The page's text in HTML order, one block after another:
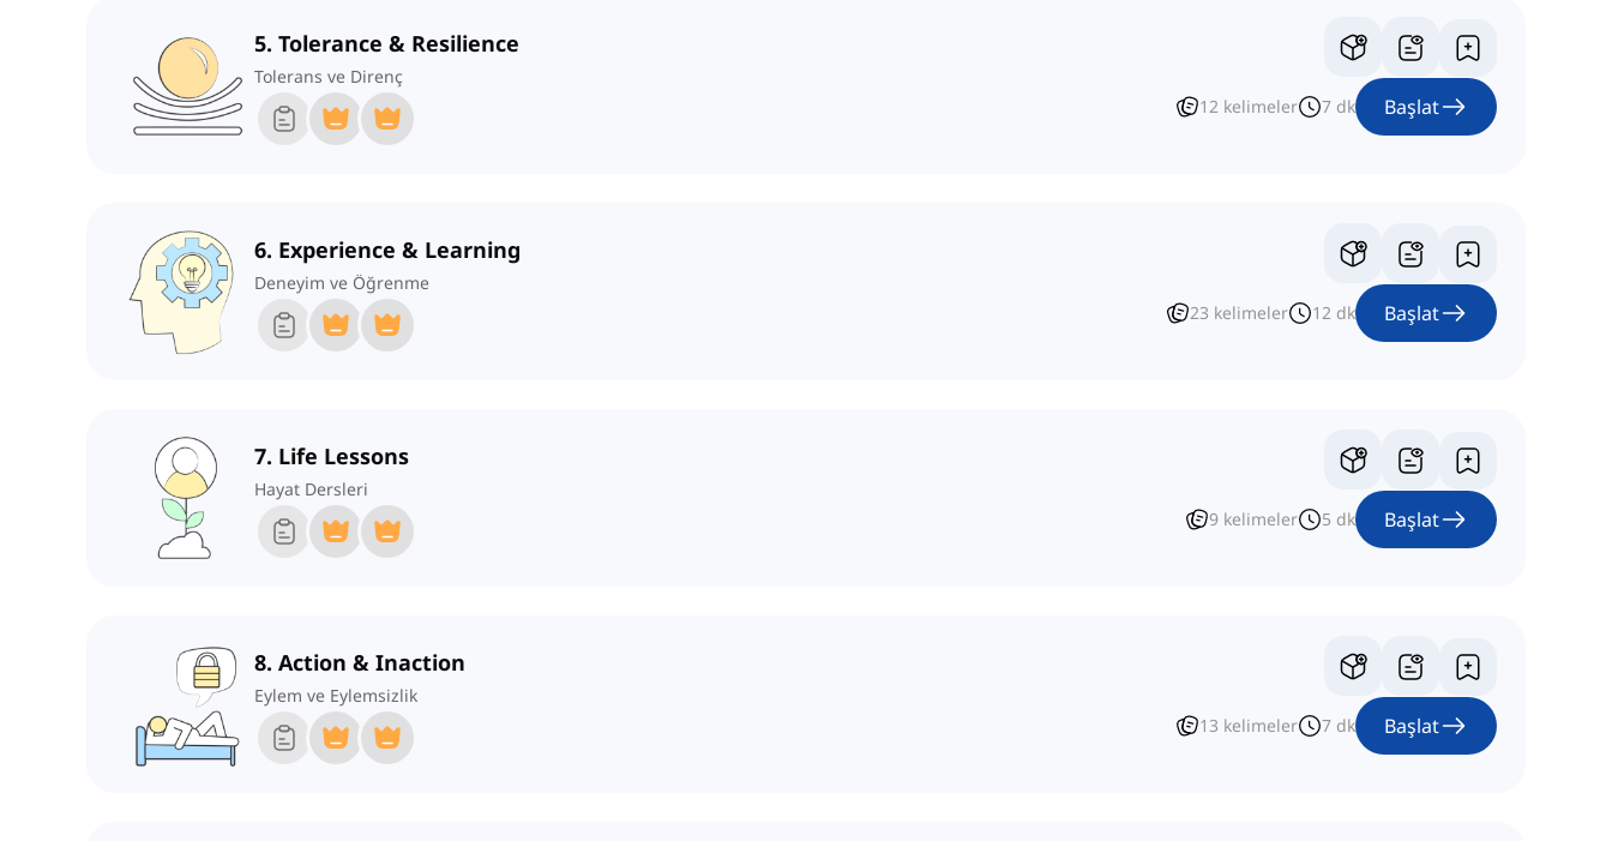
5. Tolerance & Resilience
Tolerans ve Direnç
12 kelimeler 7 dk Başlat
6. Experience & Learning
Deneyim ve Öğrenme
23 kelimeler 12 dk Başlat
7. Life Lessons
Hayat Dersleri
9 kelimeler 5 dk Başlat
8. Action & Inaction
Eylem ve Eylemsizlik
13 kelimeler 7 dk Başlat